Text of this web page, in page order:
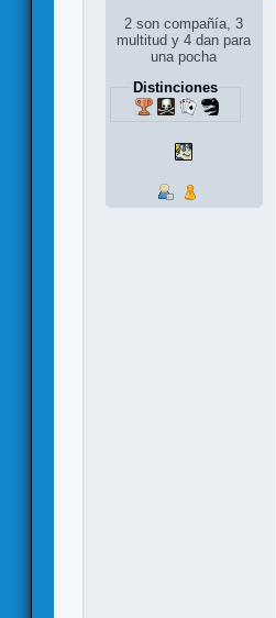
2 son compañía, 3
multitud y 4 dan para
una pocha
Distinciones